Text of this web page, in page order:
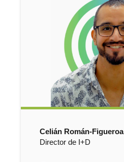
Celián Román-Figueroa
Director de I+D